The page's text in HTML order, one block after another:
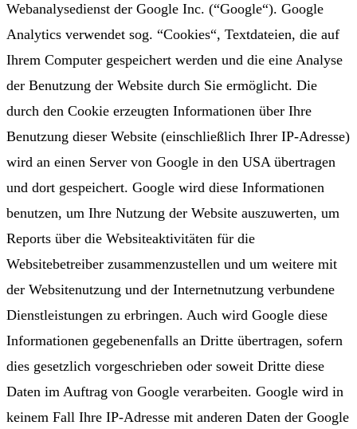
Webanalysedienst der Google Inc. (“Google“). Google
Analytics verwendet sog. “Cookies“, Textdateien, die auf
Ihrem Computer gespeichert werden und die eine Analyse
der Benutzung der Website durch Sie ermöglicht. Die
durch den Cookie erzeugten Informationen über Ihre
Benutzung dieser Website (einschließlich Ihrer IP-Adresse)
wird an einen Server von Google in den USA übertragen
und dort gespeichert. Google wird diese Informationen
benutzen, um Ihre Nutzung der Website auszuwerten, um
Reports über die Websiteaktivitäten für die
Websitebetreiber zusammenzustellen und um weitere mit
der Websitenutzung und der Internetnutzung verbundene
Dienstleistungen zu erbringen. Auch wird Google diese
Informationen gegebenenfalls an Dritte übertragen, sofern
dies gesetzlich vorgeschrieben oder soweit Dritte diese
Daten im Auftrag von Google verarbeiten. Google wird in
keinem Fall Ihre IP-Adresse mit anderen Daten der Google